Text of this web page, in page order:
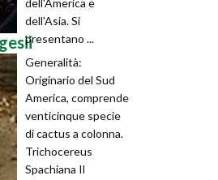
dell'Asia. Si
presentano ...
Generalità:
Originario del Sud
America, comprende
venticinque specie
di cactus a colonna.
Trichocereus
Spachiana Il